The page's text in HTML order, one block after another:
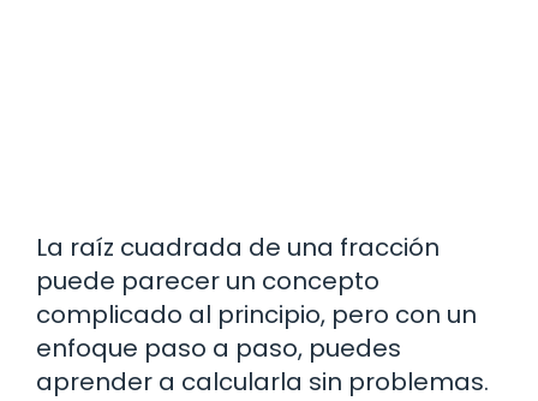
La raíz cuadrada de una fracción
puede parecer un concepto
complicado al principio, pero con un
enfoque paso a paso, puedes
aprender a calcularla sin problemas.